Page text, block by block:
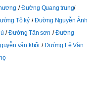
Đường Quang trung
Tô ký
Đường Nguyễn Ảnh
Đường Tân sơn
Đường
văn khối
Đường Lê Văn